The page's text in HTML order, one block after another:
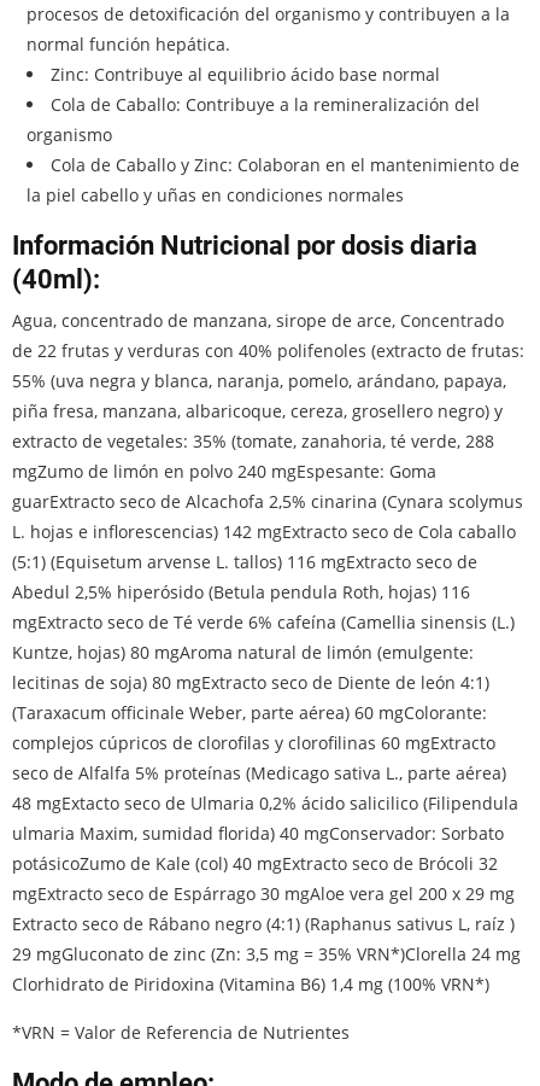
procesos de detoxificación del organismo y contribuyen a la
normal función hepática.
Zinc: Contribuye al equilibrio ácido base normal
Cola de Caballo: Contribuye a la remineralización del
organismo
Cola de Caballo y Zinc: Colaboran en el mantenimiento de
la piel cabello y uñas en condiciones normales
Información Nutricional por dosis diaria
(40ml):
Agua, concentrado de manzana, sirope de arce, Concentrado
de 22 frutas y verduras con 40% polifenoles (extracto de frutas:
55% (uva negra y blanca, naranja, pomelo, arándano, papaya,
piña fresa, manzana, albaricoque, cereza, grosellero negro) y
extracto de vegetales: 35% (tomate, zanahoria, té verde, 288
mgZumo de limón en polvo 240 mgEspesante: Goma
guarExtracto seco de Alcachofa 2,5% cinarina (Cynara scolymus
L. hojas e inflorescencias) 142 mgExtracto seco de Cola caballo
(5:1) (Equisetum arvense L. tallos) 116 mgExtracto seco de
Abedul 2,5% hiperósido (Betula pendula Roth, hojas) 116
mgExtracto seco de Té verde 6% cafeína (Camellia sinensis (L.)
Kuntze, hojas) 80 mgAroma natural de limón (emulgente:
lecitinas de soja) 80 mgExtracto seco de Diente de león 4:1)
(Taraxacum officinale Weber, parte aérea) 60 mgColorante:
complejos cúpricos de clorofilas y clorofilinas 60 mgExtracto
seco de Alfalfa 5% proteínas (Medicago sativa L., parte aérea)
48 mgExtacto seco de Ulmaria 0,2% ácido salicilico (Filipendula
ulmaria Maxim, sumidad florida) 40 mgConservador: Sorbato
potásicoZumo de Kale (col) 40 mgExtracto seco de Brócoli 32
mgExtracto seco de Espárrago 30 mgAloe vera gel 200 x 29 mg
Extracto seco de Rábano negro (4:1) (Raphanus sativus L, raíz )
29 mgGluconato de zinc (Zn: 3,5 mg = 35% VRN*)Clorella 24 mg
Clorhidrato de Piridoxina (Vitamina B6) 1,4 mg (100% VRN*)
*VRN = Valor de Referencia de Nutrientes